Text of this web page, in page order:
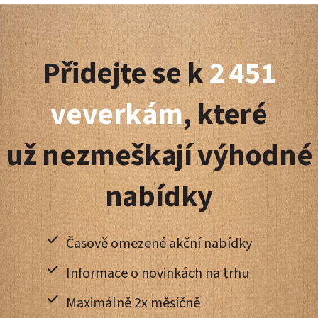
Z
á
p
a
t
í
Přidejte se k2 451
veverkám, které
už nezmeškají výhodné
nabídky
Časově omezené akční nabídky
Informace o novinkách na trhu
Maximálně 2x měsíčně